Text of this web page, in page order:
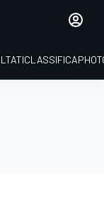
CLASSIFICA